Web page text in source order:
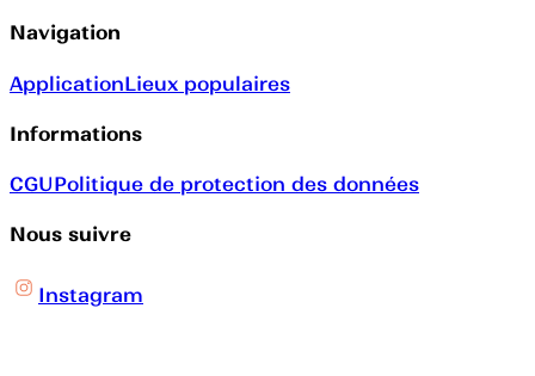
Navigation
ApplicationLieux populaires
Informations
CGUPolitique de protection des données
Nous suivre
Instagram